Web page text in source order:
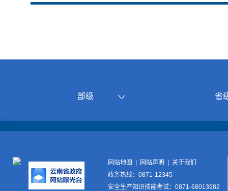
部级 省
网站地图 网站声明
关于我们
政务热线：0871-12345
安全生产知识技能考试：0871-68013982